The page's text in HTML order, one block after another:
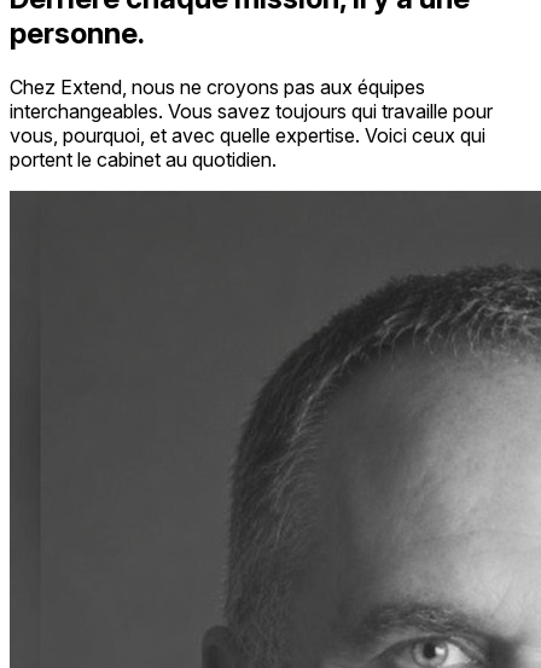
personne.
Chez Extend, nous ne croyons pas aux équipes
interchangeables. Vous savez toujours qui travaille pour
vous, pourquoi, et avec quelle expertise. Voici ceux qui
portent le cabinet au quotidien.